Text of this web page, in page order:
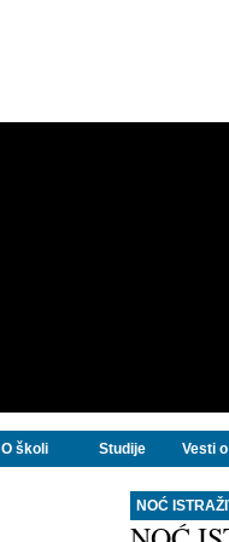
O školi Studije Vesti
NOĆ